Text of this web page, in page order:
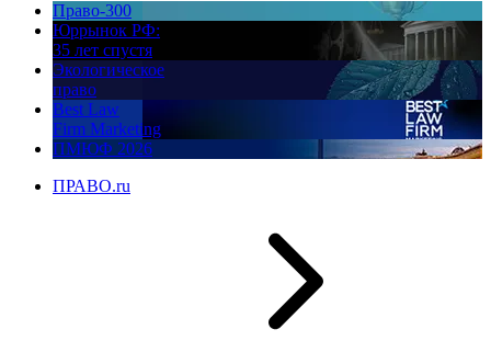
Право-300
Юррынок РФ:
35 лет спустя
Экологическое
право
Best Law
Firm Marketing
ПМЮФ 2026
ПРАВО.ru